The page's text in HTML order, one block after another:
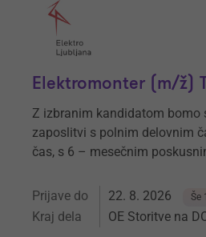
Elektromonter (m/ž)
Z izbranim kandidatom bomo
zaposlitvi s polnim delovnim
čas, s 6 – mesečnim
Prijave do 22. 8. 2026 Še
Kraj dela OE Storitve na